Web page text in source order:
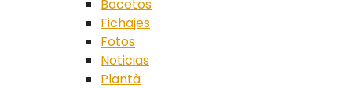
Bocetos
Fichajes
Fotos
Noticias
Plantà